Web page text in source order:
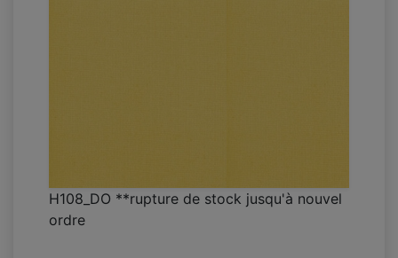
H108_DO **rupture de stock jusqu'à nouvel
ordre